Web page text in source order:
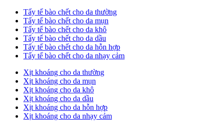
Tẩy tế bào chết cho da thường
Tẩy tế bào chết cho da mụn
Tẩy tế bào chết cho da khô
Tẩy tế bào chết cho da dầu
Tẩy tế bào chết cho da hỗn hợp
Tẩy tế bào chết cho da nhạy cảm
Xịt khoáng cho da thường
Xịt khoáng cho da mụn
Xịt khoáng cho da khô
Xịt khoáng cho da dầu
Xịt khoáng cho da hỗn hợp
Xịt khoáng cho da nhạy cảm